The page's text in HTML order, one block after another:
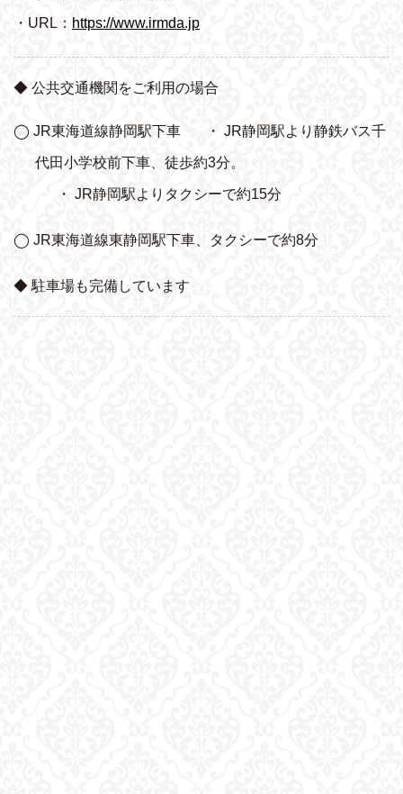
・URL： https://www.irmda.jp
◆ 公共交通機関をご利用の場合
◯ JR東海道線静岡駅下車 ・ JR静岡駅より静鉄バス千
代田小学校前下車、 徒歩約3分。
・ JR静岡駅よりタクシーで約15分
◯ JR東海道線東静岡駅下車、タクシーで約8分
◆ 駐車場も完備しています